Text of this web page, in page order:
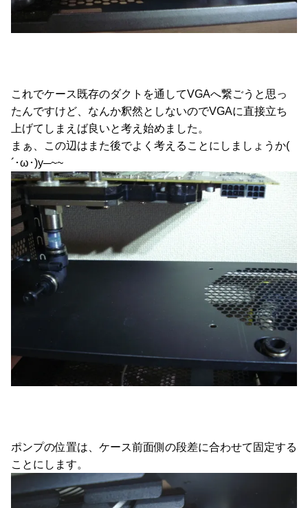
これでケース既存のダクトを通してVGAへ繋ごうと思っ
たんですけど、なんか釈然としないのでVGAに直接立ち
上げてしまえば良いと考え始めました。
まぁ、この辺はまた後でよく考えることにしましょうか(
´･ω･)y─~~
ポンプの位置は、ケース前面側の段差に合わせて固定する
ことにします。